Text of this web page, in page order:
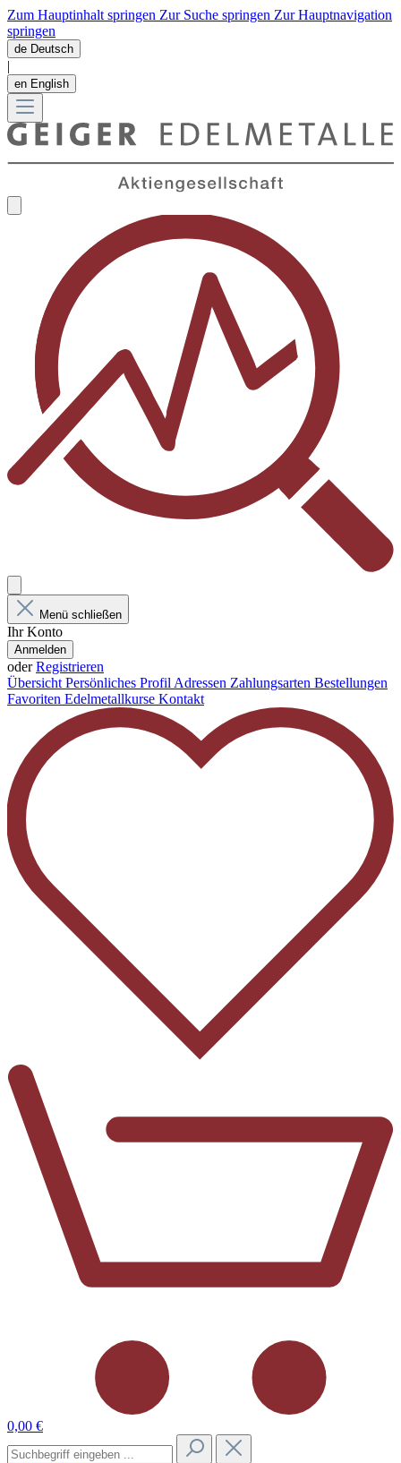
Zum Hauptinhalt springen Zur Suche springen Zur Hauptnavigation
springen
de Deutsch
|
en English
Menü schließen
Ihr Konto
Anmelden
oderRegistrieren
ÜbersichtPersönliches ProfilAdressen Zahlungsarten Bestellungen
Favoriten Edelmetallkurse Kontakt
0,00 €